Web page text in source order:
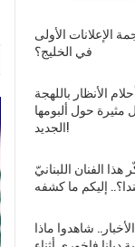
الإعلانات الأولى
في الخليج؟
الأنظار باللهجة
مثيرة حول ألبومها
الجديد!
هذا الفنان اللبنانيّ
إليكم ما كشفه
شاهدوا ماذا